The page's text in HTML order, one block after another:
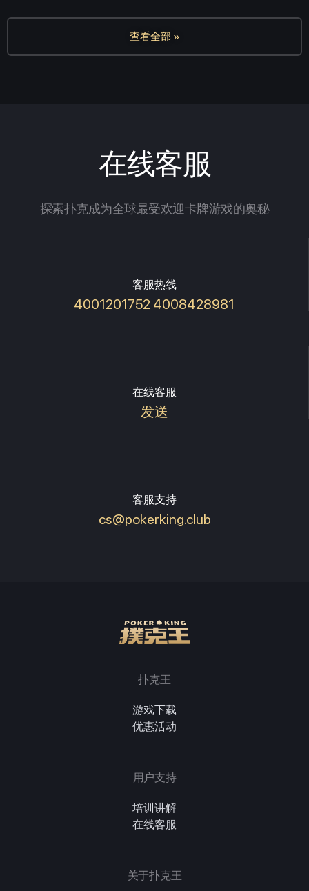
查看全部 »
在线客服
探索扑克成为全球最受欢迎卡牌游戏的奥秘
客服热线
4001201752 4008428981
在线客服
发送
客服支持
cs@pokerking.club
扑克王
游戏下载
优惠活动
用户支持
培训讲解
在线客服
关于扑克王